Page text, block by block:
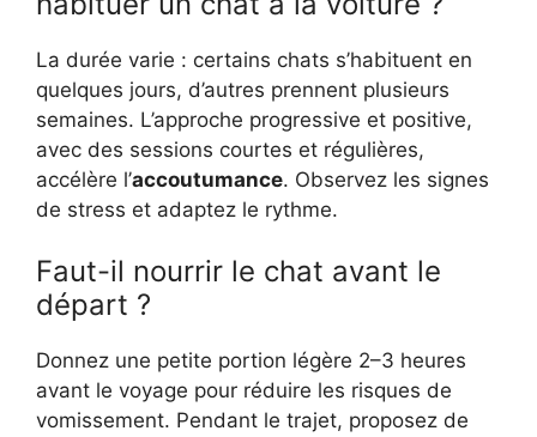
La durée varie : certains chats s’habituent en
quelques jours, d’autres prennent plusieurs
semaines. L’approche progressive et positive,
avec des sessions courtes et régulières,
accélère l’accoutumance. Observez les signes
de stress et adaptez le rythme.
Faut-il nourrir le chat avant le
départ ?
Donnez une petite portion légère 2–3 heures
avant le voyage pour réduire les risques de
vomissement. Pendant le trajet, proposez de